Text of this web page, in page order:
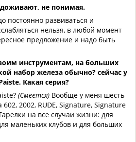
не понимая.
постоянно развиваться и
нельзя, в любой момент
предложение и надо быть
инструментам, на больших
набор железа обычно? сейчас у
Какая серия?
(Смеется) Вообще у меня шесть
602, 2002, RUDE, Signature, Signature
на все случаи жизни: для
маленьких клубов и для больших